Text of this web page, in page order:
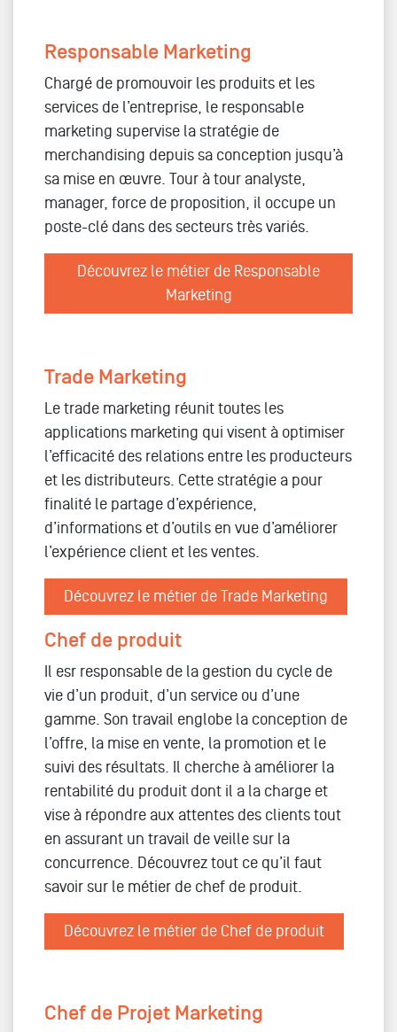
Responsable Marketing
Chargé de promouvoir les produits et les
services de l’entreprise, le responsable
marketing supervise la stratégie de
merchandising depuis sa conception jusqu’à
sa mise en œuvre. Tour à tour analyste,
manager, force de proposition, il occupe un
poste-clé dans des secteurs très variés.
Découvrez le métier de Responsable
Marketing
Trade Marketing
Le trade marketing réunit toutes les
applications marketing qui visent à optimiser
l’efficacité des relations entre les producteurs
et les distributeurs. Cette stratégie a pour
finalité le partage d’expérience,
d’informations et d’outils en vue d’améliorer
l’expérience client et les ventes.
Découvrez le métier de Trade Marketing
Chef de produit
Il esr responsable de la gestion du cycle de
vie d’un produit, d’un service ou d’une
gamme. Son travail englobe la conception de
l’offre, la mise en vente, la promotion et le
suivi des résultats. Il cherche à améliorer la
rentabilité du produit dont il a la charge et
vise à répondre aux attentes des clients tout
en assurant un travail de veille sur la
concurrence. Découvrez tout ce qu’il faut
savoir sur le métier de chef de produit.
Découvrez le métier de Chef de produit
Chef de Projet Marketing